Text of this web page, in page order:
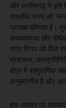
और छत्तीसगढ़ ने इसे
उपलब्धि राज्य की
प्रत्यक्ष परिणाम है।
अर्थव्यवस्था और
नगर निगम को मिले
प्रशासन,
क्षेत्र में सामुदायिक
अनुकरणीय है और
इस अवसर पर